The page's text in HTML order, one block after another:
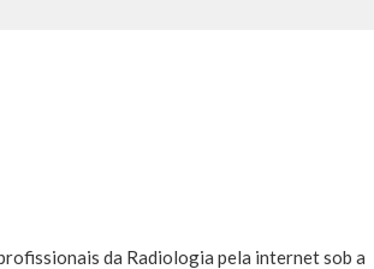
da Radiologia pela internet sob a